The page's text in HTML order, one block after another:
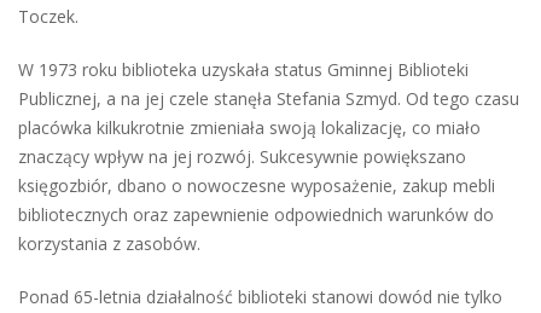
Toczek.
W 1973 roku biblioteka uzyskała status Gminnej Biblioteki
Publicznej, a na jej czele stanęła Stefania Szmyd. Od tego czasu
placówka kilkukrotnie zmieniała swoją lokalizację, co miało
znaczący wpływ na jej rozwój. Sukcesywnie powiększano
księgozbiór, dbano o nowoczesne wyposażenie, zakup mebli
bibliotecznych oraz zapewnienie odpowiednich warunków do
korzystania z zasobów.
Ponad 65-letnia działalność biblioteki stanowi dowód nie tylko